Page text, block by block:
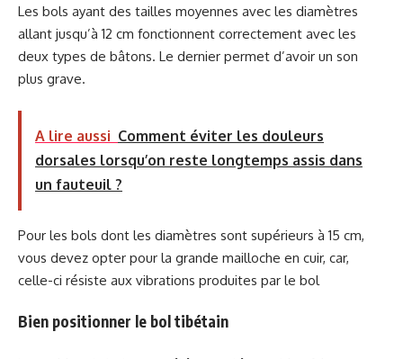
Les bols ayant des tailles moyennes avec les diamètres
allant jusqu’à 12 cm fonctionnent correctement avec les
deux types de bâtons. Le dernier permet d’avoir un son
plus grave.
A lire aussi Comment éviter les douleurs
dorsales lorsqu’on reste longtemps assis dans
un fauteuil ?
Pour les bols dont les diamètres sont supérieurs à 15 cm,
vous devez opter pour la grande mailloche en cuir, car,
celle-ci résiste aux vibrations produites par le bol
Bien positionner le bol tibétain